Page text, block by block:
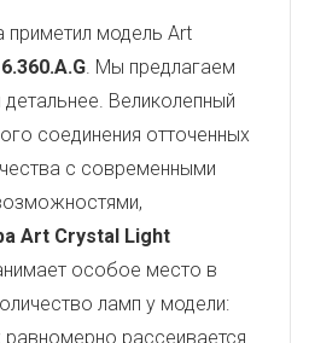
приметил модель Art
. Мы предлагаем
Великолепный
соединения отточенных
с современными
Art Crystal Light
особое место в
ламп у модели:
равномерно рассеивается